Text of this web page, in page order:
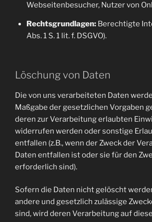
Webseitenbesucher, Nutzer von
Rechtsgrundlagen:Berechtigte
Abs. 1 S. 1 lit. f. DSGVO).
Löschung von Daten
Die von uns verarbeiteten Daten
Maßgabe der gesetzlichen Vorgaben
deren zur Verarbeitung erlaubten
widerrufen werden oder sonstige
entfallen (z.B., wenn der Zweck der
Daten entfallen ist oder sie für den
erforderlich sind).
Sofern die Daten nicht gelöscht
andere und gesetzlich zulässige
sind, wird deren Verarbeitung auf